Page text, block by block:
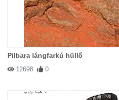
Pilbara lángfarkú hüllő
12698 0